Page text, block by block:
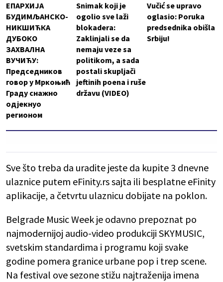
ЕПАРХИЈА
БУДИМЉАНСКО-
НИКШИЋКА
ДУБОКО
ЗАХВАЛНА
ВУЧИЋУ:
Председников
говор у Мркоњић
Граду снажно
одјекнуо
регионом
Snimak koji je
ogolio sve laži
blokadera:
Zaklinjali se da
nemaju veze sa
politikom, a sada
postali skupljači
jeftinih poena i ruše
državu (VIDEO)
Vučić se upravo
oglasio: Poruka
predsednika obišla
Srbiju!
Sve što treba da uradite jeste da kupite 3 dnevne
ulaznice putem eFinity.rs sajta ili besplatne eFinity
aplikacije, a četvrtu ulaznicu dobijate na poklon.
Belgrade Music Week je odavno prepoznat po
najmodernijoj audio-video produkciji SKYMUSIC,
svetskim standardima i programu koji svake
godine pomera granice urbane pop i trep scene.
Na festival ove sezone stižu najtraženija imena